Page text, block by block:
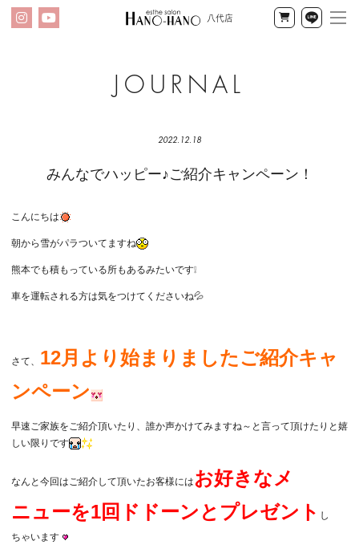
八代店
ショッ
ノ
ハ
代
店
ロ
2022.12.18
みんなでハッピー♪ご紹介キャンペーン！
こんにちは
朝から雪がパラついてますね
熊本でも積もっている所もあるみたいです❕
車を運転される方は気をつけてくださいね💦
さて、 12月より始まりましたご紹介キャ
ンペーン
早速ご家族をご紹介頂いたり、誰か声かけてみますね～と言って頂けたりと嬉
しい限りです
なんと今回はご紹介して頂いたお客様には お好きなメ
ニューを1回ドドーンとプレゼント し
ちゃいます